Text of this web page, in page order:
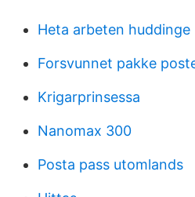
Heta arbeten huddinge
Forsvunnet pakke
Krigarprinsessa
Nanomax 300
Posta pass utomlands